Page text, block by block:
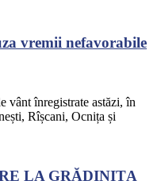
vremii nefavorabile
vânt înregistrate astăzi, în
Rîșcani, Ocnița și
LA GRĂDINIȚA